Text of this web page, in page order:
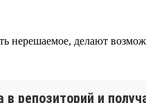
делают
репозиторий и